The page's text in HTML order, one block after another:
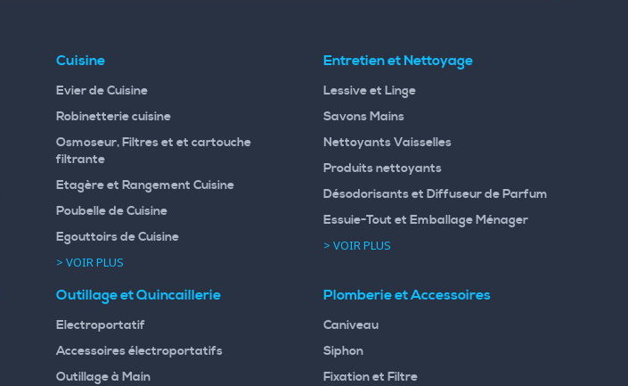
Cuisine
Evier de Cuisine
Robinetterie cuisine
Osmoseur, Filtres et et cartouche
filtrante
Etagère et Rangement Cuisine
Poubelle de Cuisine
Egouttoirs de Cuisine
> VOIR PLUS
Entretien et Nettoyage
Lessive et Linge
Savons Mains
Nettoyants Vaisselles
Produits nettoyants
Désodorisants et Diffuseur de Parfum
Essuie-Tout et Emballage Ménager
> VOIR PLUS
Outillage et Quincaillerie
Electroportatif
Accessoires électroportatifs
Outillage à Main
Plomberie et Accessoires
Caniveau
Siphon
Fixation et Filtre